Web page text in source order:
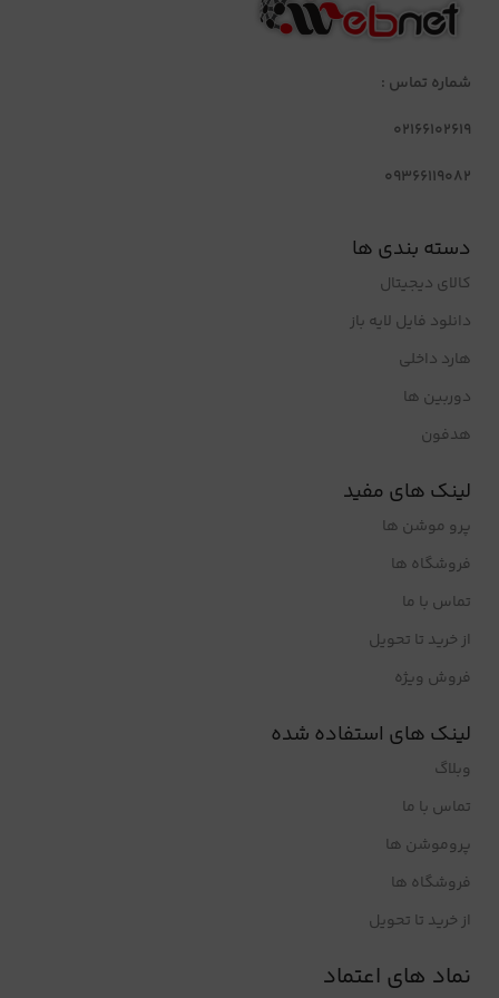
شماره تماس :
02166102619
09366119082
دسته بندی ها
کالای دیجیتال
دانلود فایل لایه باز
هارد داخلی
دوربین ها
هدفون
لینک های مفید
پرو موشن ها
فروشگاه ها
تماس با ما
از خرید تا تحویل
فروش ویژه
لینک های استفاده شده
وبلاگ
تماس با ما
پروموشن ها
فروشگاه ها
از خرید تا تحویل
نماد های اعتماد